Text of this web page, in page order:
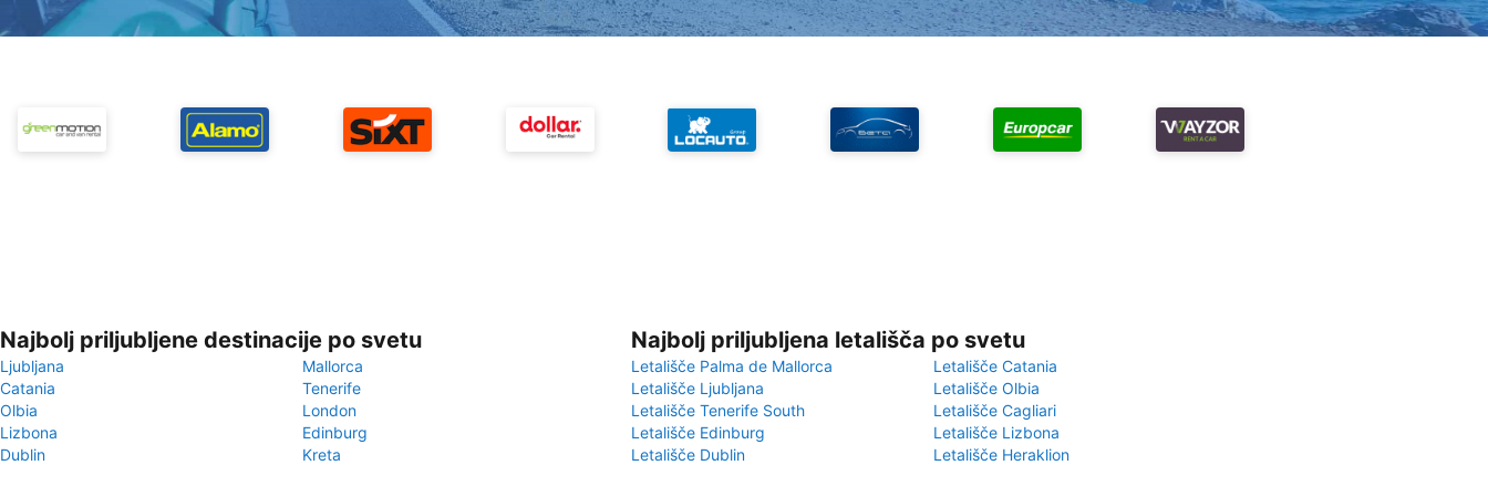
Najbolj priljubljene destinacije po svetu
Ljubljana
Mallorca
Catania
Tenerife
Olbia
London
Lizbona
Edinburg
Dublin
Kreta
Najbolj priljubljena letališča po svetu
Letališče Palma de Mallorca
Letališče Catania
Letališče Ljubljana
Letališče Olbia
Letališče Tenerife South
Letališče Cagliari
Letališče Edinburg
Letališče Lizbona
Letališče Dublin
Letališče Heraklion